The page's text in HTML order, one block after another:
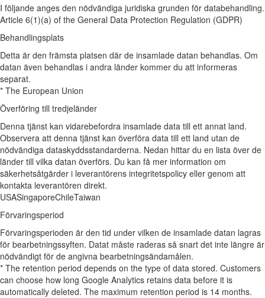
I följande anges den nödvändiga juridiska grunden för databehandling.
Article 6(1)(a) of the General Data Protection Regulation (GDPR)
Behandlingsplats
Detta är den främsta platsen där de insamlade datan behandlas. Om
datan även behandlas i andra länder kommer du att informeras
separat.
* The European Union
Överföring till tredjeländer
Denna tjänst kan vidarebefordra insamlade data till ett annat land.
Observera att denna tjänst kan överföra data till ett land utan de
nödvändiga dataskyddsstandarderna. Nedan hittar du en lista över de
länder till vilka datan överförs. Du kan få mer information om
säkerhetsåtgärder i leverantörens integritetspolicy eller genom att
kontakta leverantören direkt.
USASingaporeChileTaiwan
Förvaringsperiod
Förvaringsperioden är den tid under vilken de insamlade datan lagras
för bearbetningssyften. Datat måste raderas så snart det inte längre är
nödvändigt för de angivna bearbetningsändamålen.
* The retention period depends on the type of data stored. Customers
can choose how long Google Analytics retains data before it is
automatically deleted. The maximum retention period is 14 months.